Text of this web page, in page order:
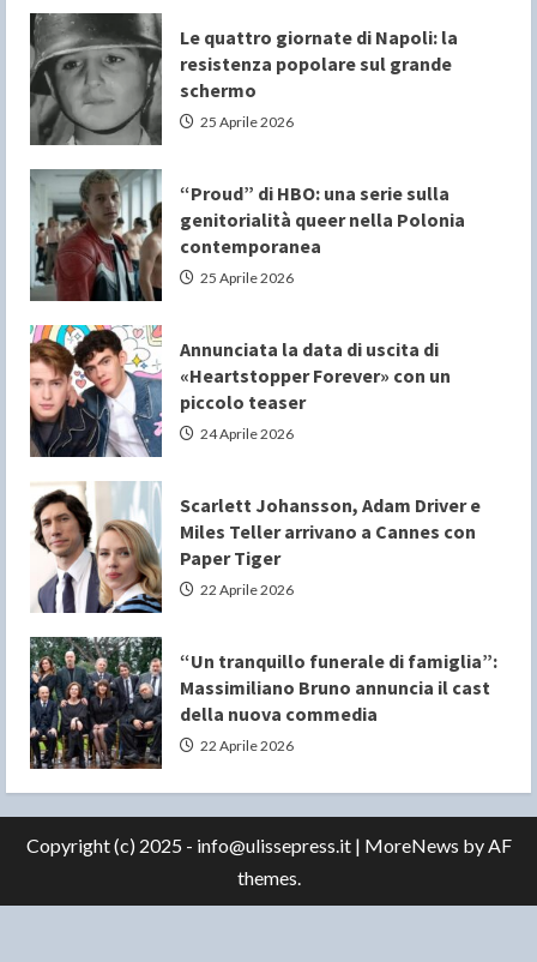
Le quattro giornate di Napoli: la
resistenza popolare sul grande
schermo
25 Aprile 2026
“Proud” di HBO: una serie sulla
genitorialità queer nella Polonia
contemporanea
25 Aprile 2026
Annunciata la data di uscita di
«Heartstopper Forever» con un
piccolo teaser
24 Aprile 2026
Scarlett Johansson, Adam Driver e
Miles Teller arrivano a Cannes con
Paper Tiger
22 Aprile 2026
“Un tranquillo funerale di famiglia”:
Massimiliano Bruno annuncia il cast
della nuova commedia
22 Aprile 2026
Copyright (c) 2025 - info@ulissepress.it | MoreNews by AF
themes.